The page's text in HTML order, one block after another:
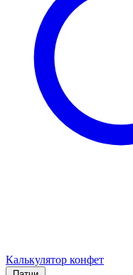
Калькулятор конфет